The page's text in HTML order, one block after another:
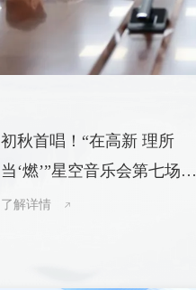
初秋首唱！“在高新 理所
当‘燃’”星空音乐会第七场燃
动彩虹湖，解锁夏末秋初限
了解详情